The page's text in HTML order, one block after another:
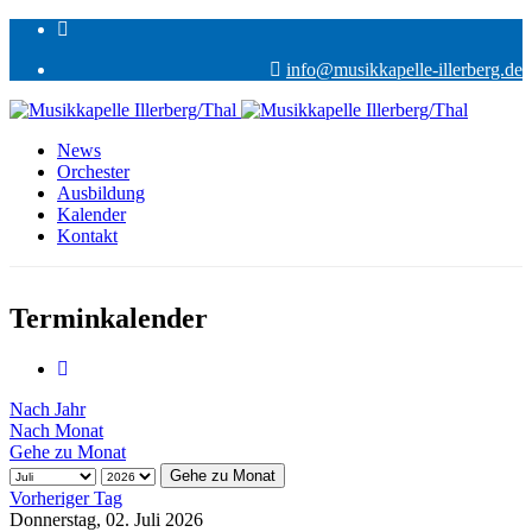
info@musikkapelle-illerberg.de
News
Orchester
Ausbildung
Kalender
Kontakt
Terminkalender
Nach Jahr
Nach Monat
Gehe zu Monat
Gehe zu Monat
Vorheriger Tag
Donnerstag, 02. Juli 2026